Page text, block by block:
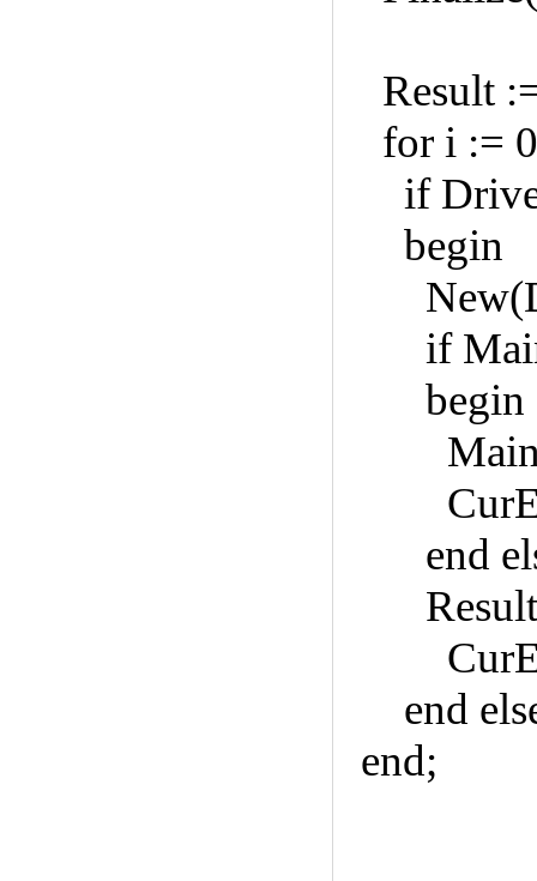
Result
for i := 0
if
begin
if
begin
end
Result
end
end;